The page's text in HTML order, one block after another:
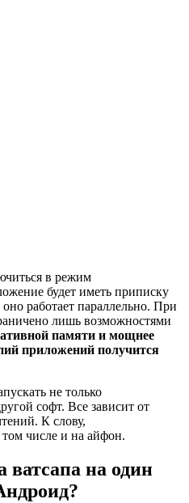
в режим
будет иметь приписку
работает параллельно. При
лишь возможностями
памяти и мощнее
приложений получится
не только
софт. Все зависит от
К слову,
числе и на айфон.
ватсапа на один